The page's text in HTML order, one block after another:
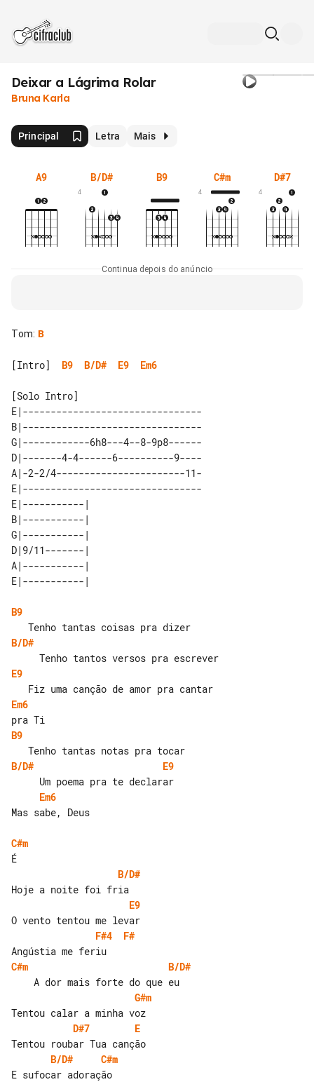
Deixar a Lágrima Rolar
Bruna Karla
Principal Letra Mais
A9 B/D#
4
B9 C#m
4
D#7
4
Continua depois do anúncio
Tom: B
[Intro] B9 B/D# E9 Em6
E|--------------------------------
B|--------------------------------
G|------------6h8---4--8-9p8------
D|-------4-4------6----------9----
A|-2-2/4-----------------------11-
E|--------------------------------
E|-----------|
B|-----------|
G|-----------|
D|9/11-------|
A|-----------|
B9
B/D#
E9
Em6
B9
B/D#
E9
Em6
Mas sabe, Deus
C#m
B/D#
E9
F#4
F#
C#m
B/D#
G#m
D#7
E
B/D#
C#m